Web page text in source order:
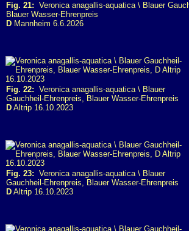
Fig. 21: Veronica anagallis-aquatica \ Blauer
Blauer Wasser-Ehrenpreis
D Mannheim 6.6.2026
Fig. 22: Veronica anagallis-aquatica \ Blauer
Gauchheil-Ehrenpreis, Blauer Wasser-Ehrenpreis
D Altrip 16.10.2023
Fig. 23: Veronica anagallis-aquatica \ Blauer
Gauchheil-Ehrenpreis, Blauer Wasser-Ehrenpreis
D Altrip 16.10.2023